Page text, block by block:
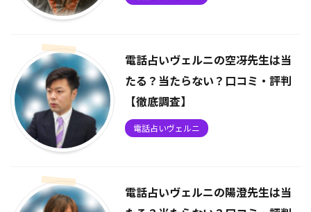
電話占いヴェルニの空冴先生は当
たる？当たらない？口コミ・評判
【徹底調査】
電話占いヴェルニ
電話占いヴェルニの陽澄先生は当